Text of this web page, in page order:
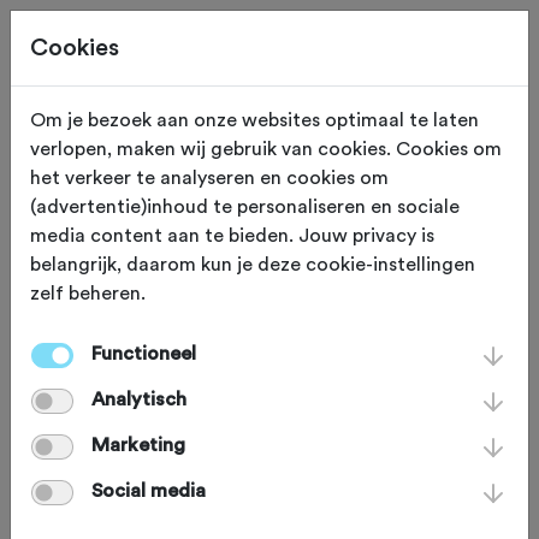
SOIGNEUR
VANMARK Coffee &
Cycling
Friesland is bekend van de
Elfstedentocht, Skûtsjesilen, SC
Heerenveen en binnenkort wellicht
ook van het eerste wielercafé van de
Cookies
Om je bezoek aan onze websites optimaal te laten
verlopen, maken wij gebruik van cookies. Cookies om
het verkeer te analyseren en cookies om
(advertentie)inhoud te personaliseren en sociale
media content aan te bieden. Jouw privacy is
belangrijk, daarom kun je deze cookie-instellingen
zelf beheren.
Functioneel
Analytisch
Marketing
Social media